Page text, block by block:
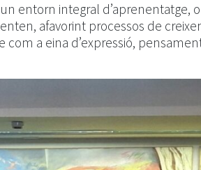
entorn integral d’aprenentatge,
afavorint processos de
a eina d’expressió,